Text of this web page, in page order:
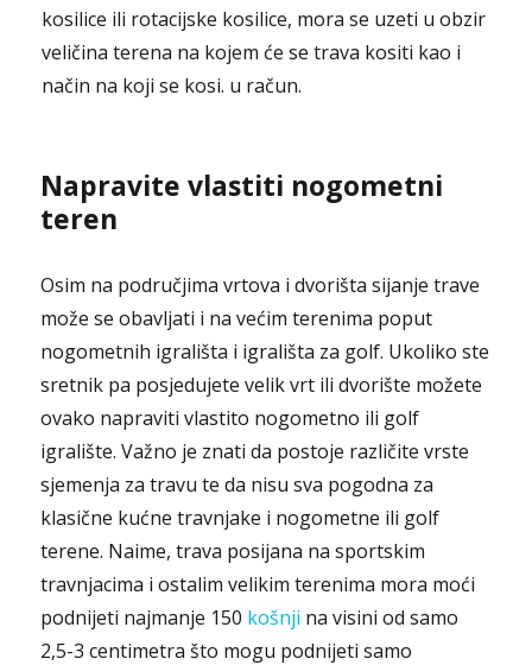
kosilice ili rotacijske kosilice, mora se uzeti u obzir
veličina terena na kojem će se trava kositi kao i
način na koji se kosi. u račun.
Napravite vlastiti nogometni
teren
Osim na područjima vrtova i dvorišta sijanje trave
može se obavljati i na većim terenima poput
nogometnih igrališta i igrališta za golf. Ukoliko ste
sretnik pa posjedujete velik vrt ili dvorište možete
ovako napraviti vlastito nogometno ili golf
igralište. Važno je znati da postoje različite vrste
sjemenja za travu te da nisu sva pogodna za
klasične kućne travnjake i nogometne ili golf
terene. Naime, trava posijana na sportskim
travnjacima i ostalim velikim terenima mora moći
podnijeti najmanje 150 košnji na visini od samo
2,5-3 centimetra što mogu podnijeti samo